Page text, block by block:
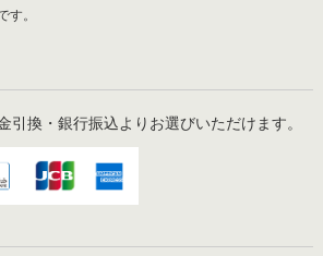
。
引換・銀行振込よりお選びいただけます。